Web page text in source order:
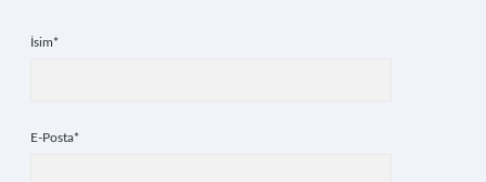
İsim*
E-Posta*